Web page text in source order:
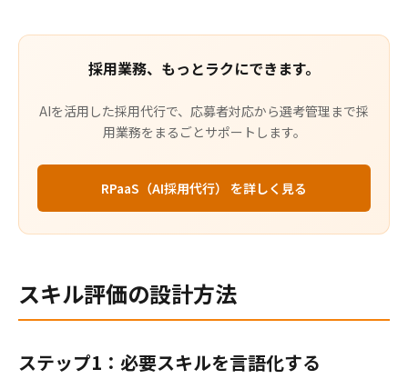
採用業務、もっとラクにできます。
AIを活用した採用代行で、応募者対応から選考管理まで採
用業務をまるごとサポートします。
RPaaS（AI採用代行） を詳しく見る
スキル評価の設計方法
ステップ1：必要スキルを言語化する